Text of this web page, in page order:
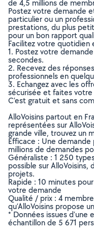
de 4,5 millions de
Postez votre demande
particulier ou un
prestations, du plus
pour un bon rapport
Facilitez votre quotidien
1. Postez votre
secondes.
2. Recevez des
professionnels en
3. Echangez avec les
sécurisée et faites votre
C’est gratuit et sans
AlloVoisins partout en
représentées sur
grande ville, trouvez un
Efficace : Une
millions de demandes
Généraliste : 1 250
possible sur AlloVoisins,
projets.
Rapide : 10 minutes
votre demande
Qualité / prix : 4
qu’AlloVoisins propose
* Données issues d’une
échantillon de 5 671